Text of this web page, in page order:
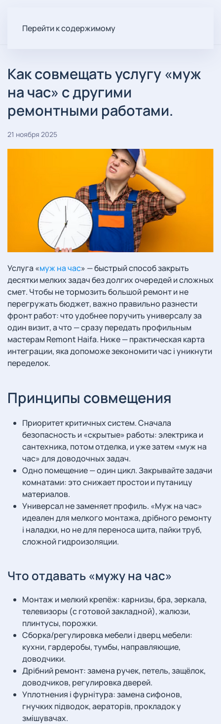
Перейти к содержимому
Как совмещать услугу «муж
на час» с другими
ремонтными работами.
21 ноября 2025
Услуга «муж на час» — быстрый способ закрыть
десятки мелких задач без долгих очередей и сложных
смет. Чтобы не тормозить большой ремонт и не
перегружать бюджет, важно правильно разнести
фронт работ: что удобнее поручить универсалу за
один визит, а что — сразу передать профильным
мастерам Remont Haifa. Ниже — практическая карта
интеграции, яка допоможе зекономити час і уникнути
переделок.
Принципы совмещения
Приоритет критичных систем. Сначала
безопасность и «скрытые» работы: электрика и
сантехника, потом отделка, и уже затем «муж на
час» для доводочных задач.
Одно помещение — один цикл. Закрывайте задачи
комнатами: это снижает простои и путаницу
материалов.
Универсал не заменяет профиль. «Муж на час»
идеален для мелкого монтажа, дрібного ремонту
і наладки, но не для переноса щита, пайки труб,
сложной гидроизоляции.
Что отдавать «мужу на час»
Монтаж и мелкий крепёж: карнизы, бра, зеркала,
телевизоры (с готовой закладной), жалюзи,
плинтусы, порожки.
Сборка/регулировка мебели і дверц мебели:
кухни, гардеробы, тумбы, направляющие,
доводчики.
Дрібний ремонт: замена ручек, петель, защёлок,
доводчиков, регулировка дверей.
Уплотнения і фурнітура: замена сифонов,
гнучких підводок, аераторів, прокладок у
змішувачах.